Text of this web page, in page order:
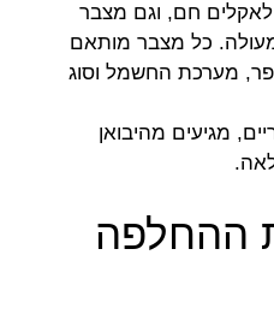
לאקלים חם, וגם מצבר
כל מצבר מותאם
מערכת החשמל וסוג
מגיעים מהיבואן
ההחלפה